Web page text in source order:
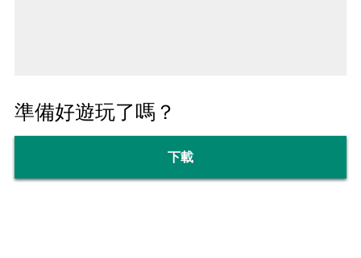
準備好遊玩了嗎？
下載